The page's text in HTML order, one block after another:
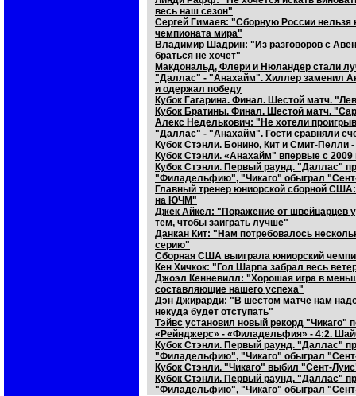
весь наш сезон"
Сергей Гимаев: "Сборную России нельзя
чемпионата мира"
Владимир Шадрин: "Из разговоров с
браться не хочет"
Макдональд, Флери и Нюландер стали
"Даллас" - "Анахайм". Хиллер заменил
и одержал победу
Кубок Гагарина. Финал. Шестой матч.
Кубок Братины. Финал. Шестой матч.
Алекс Неделькович: "Не хотели
"Даллас" - "Анахайм". Гости сравняли
Кубок Стэнли. Бонино, Кит и Смит-Пелли
Кубок Стэнли. «Анахайм" впервые с
Кубок Стэнли. Первый раунд. "Даллас"
"Филадельфию", "Чикаго" обыграл
Главный тренер юниорской сборной
на ЮЧМ"
Джек Айкел: "Поражение от швейцарцев
тем, чтобы заиграть лучше"
Данкан Кит: "Нам потребовалось
серию"
Сборная США выиграла юниорский
Кен Хичкок: "Гол Шарпа забрал весь
Джоэл Кенневилл: "Хорошая игра в
составляющие нашего успеха"
Дэн Джирарди: "В шестом матче нам
некуда будет отступать"
Тэйвс установил новый рекорд
«Рейнджерс» - «Филадельфия» - 4:2.
Кубок Стэнли. Первый раунд. "Даллас"
"Филадельфию", "Чикаго" обыграл
Кубок Стэнли. "Чикаго" выбил "Сент-
Кубок Стэнли. Первый раунд. "Даллас"
"Филадельфию", "Чикаго" обыграл